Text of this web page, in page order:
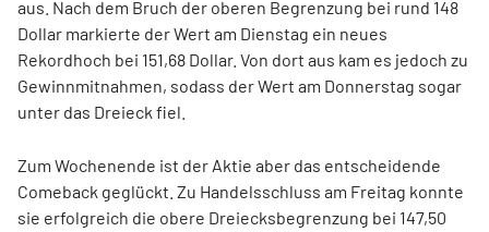
aus. Nach dem Bruch der oberen Begrenzung bei rund 148
Dollar markierte der Wert am Dienstag ein neues
Rekordhoch bei 151,68 Dollar. Von dort aus kam es jedoch zu
Gewinnmitnahmen, sodass der Wert am Donnerstag sogar
unter das Dreieck fiel.
Zum Wochenende ist der Aktie aber das entscheidende
Comeback geglückt. Zu Handelsschluss am Freitag konnte
sie erfolgreich die obere Dreiecksbegrenzung bei 147,50